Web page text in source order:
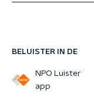
BELUISTER IN DE
NPO Luister
app